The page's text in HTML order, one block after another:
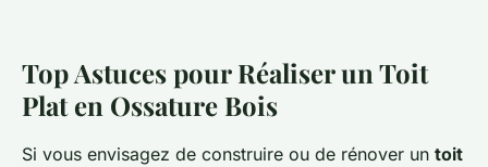
Top Astuces pour Réaliser un Toit
Plat en Ossature Bois
Si vous envisagez de construire ou de rénover un toit